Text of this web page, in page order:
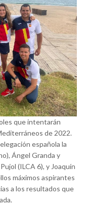
que intentarán
de 2022.
española la
Ángel Granda y
(ILCA 6), y Joaquín
máximos aspirantes
a los resultados que